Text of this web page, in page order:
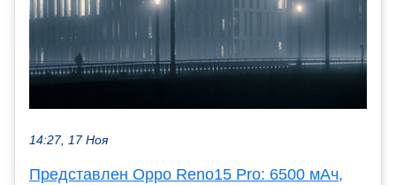
14:27, 17 Ноя
Представлен Oppo Reno15 Pro: 6500 мАч,